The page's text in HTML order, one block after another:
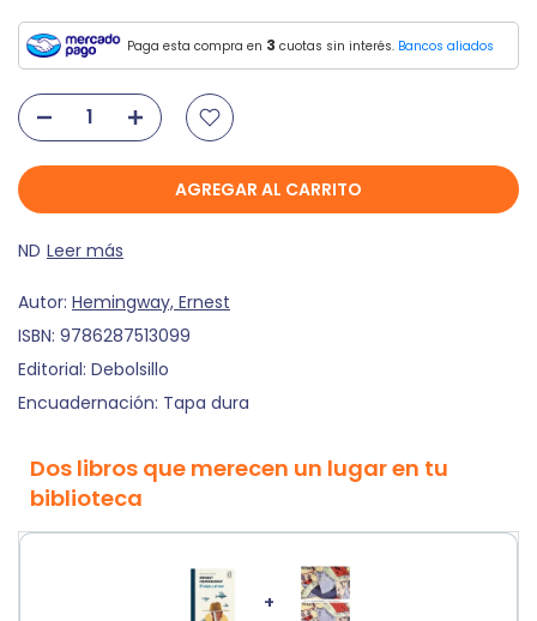
Paga esta compra en 3 cuotas sin interés. Bancos aliados
AGREGAR AL CARRITO
ND Leer más
Autor: Hemingway, Ernest
ISBN: 9786287513099
Editorial: Debolsillo
Encuadernación: Tapa dura
Dos libros que merecen un lugar en tu
biblioteca
+